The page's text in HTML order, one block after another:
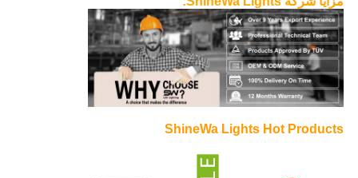
ShineWa Lights Hot Products